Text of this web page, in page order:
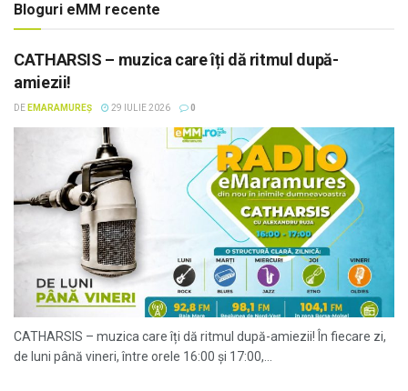
Bloguri eMM recente
CATHARSIS – muzica care îți dă ritmul după-
amiezii!
DE EMARAMUREȘ 29 IULIE 2026 0
CATHARSIS – muzica care îți dă ritmul după-amiezii! În fiecare zi,
de luni până vineri, între orele 16:00 și 17:00,...